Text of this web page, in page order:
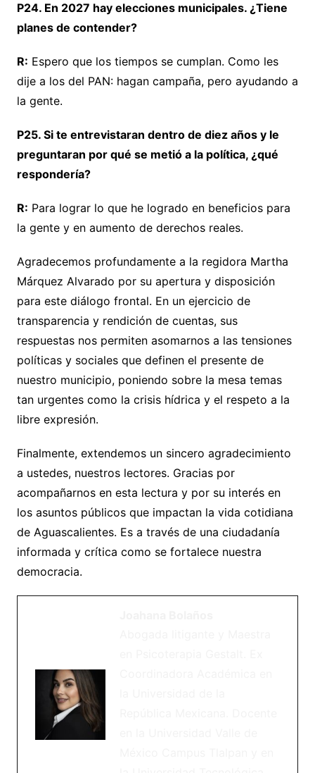
P24. En 2027 hay elecciones municipales. ¿Tiene
planes de contender?
R: Espero que los tiempos se cumplan. Como les
dije a los del PAN: hagan campaña, pero ayudando a
la gente.
P25. Si te entrevistaran dentro de diez años y le
preguntaran por qué se metió a la política, ¿qué
respondería?
R: Para lograr lo que he logrado en beneficios para
la gente y en aumento de derechos reales.
Agradecemos profundamente a la regidora Martha
Márquez Alvarado por su apertura y disposición
para este diálogo frontal. En un ejercicio de
transparencia y rendición de cuentas, sus
respuestas nos permiten asomarnos a las tensiones
políticas y sociales que definen el presente de
nuestro municipio, poniendo sobre la mesa temas
tan urgentes como la crisis hídrica y el respeto a la
libre expresión.
​Finalmente, extendemos un sincero agradecimiento
a ustedes, nuestros lectores. Gracias por
acompañarnos en esta lectura y por su interés en
los asuntos públicos que impactan la vida cotidiana
de Aguascalientes. Es a través de una ciudadanía
informada y crítica como se fortalece nuestra
democracia.